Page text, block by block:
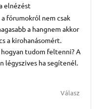
elnézést
fórumokról nem csak
a hangnem akkor
a kirohanásomért.
tudom feltenni? A
légyszives ha segítenél.
Válasz